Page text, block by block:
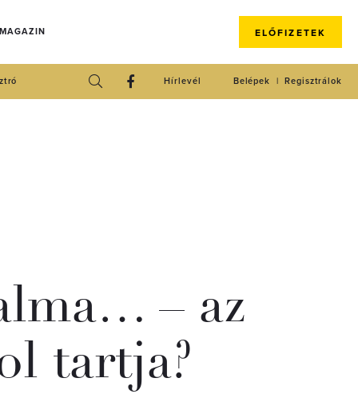
ELŐFIZETEK
Regisztrálok
Belépek
Hírlevél
– az
tartja?